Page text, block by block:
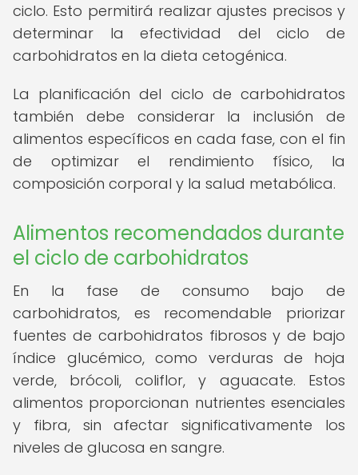
ciclo. Esto permitirá realizar ajustes precisos y
determinar la efectividad del ciclo de
carbohidratos en la dieta cetogénica.
La planificación del ciclo de carbohidratos
también debe considerar la inclusión de
alimentos específicos en cada fase, con el fin
de optimizar el rendimiento físico, la
composición corporal y la salud metabólica.
Alimentos recomendados durante
el ciclo de carbohidratos
En la fase de consumo bajo de
carbohidratos, es recomendable priorizar
fuentes de carbohidratos fibrosos y de bajo
índice glucémico, como verduras de hoja
verde, brócoli, coliflor, y aguacate. Estos
alimentos proporcionan nutrientes esenciales
y fibra, sin afectar significativamente los
niveles de glucosa en sangre.